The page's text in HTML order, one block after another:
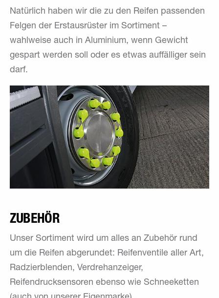
Natürlich haben wir die zu den Reifen passenden
Felgen der Erstausrüster im Sortiment –
wahlweise auch in Aluminium, wenn Gewicht
gespart werden soll oder es etwas auffälliger sein
darf.
ZUBEHÖR
Unser Sortiment wird um alles an Zubehör rund
um die Reifen abgerundet: Reifenventile aller Art,
Radzierblenden, Verdrehanzeiger,
Reifendrucksensoren ebenso wie Schneeketten